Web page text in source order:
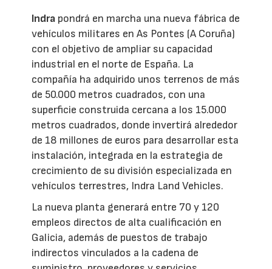
Indra pondrá en marcha una nueva fábrica de
vehículos militares en As Pontes (A Coruña)
con el objetivo de ampliar su capacidad
industrial en el norte de España. La
compañía ha adquirido unos terrenos de más
de 50.000 metros cuadrados, con una
superficie construida cercana a los 15.000
metros cuadrados, donde invertirá alrededor
de 18 millones de euros para desarrollar esta
instalación, integrada en la estrategia de
crecimiento de su división especializada en
vehículos terrestres, Indra Land Vehicles.
La nueva planta generará entre 70 y 120
empleos directos de alta cualificación en
Galicia, además de puestos de trabajo
indirectos vinculados a la cadena de